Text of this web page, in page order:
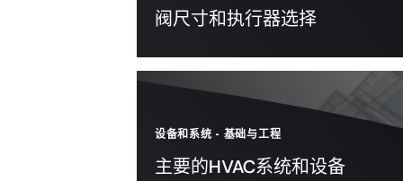
阀尺寸和执行器选择
设备和系统 - 基础与工程
主要的HVAC系统和设备